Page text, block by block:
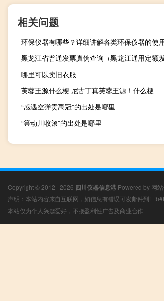
相关问题
环保仪器有哪些？详细讲解各类环保仪器的使
黑龙江省普通发票真伪查询（黑龙江通用定额
哪里可以卖旧衣服
芙蓉王源什么梗 尼古丁真芙蓉王源！什么梗
“感遇空弹贡禹冠”的出处是哪里
“箒动川收潦”的出处是哪里
Copyright © 2012 - 2026 四川仪器信息港 Powered by 网
声明：本站内容来自互联网，如信息有错误可发邮件到
本站仅为个人兴趣爱好，不接盈利性广告及商业合作